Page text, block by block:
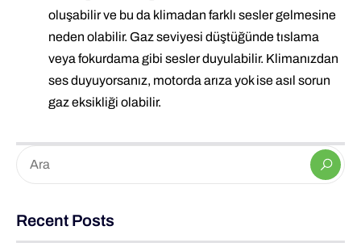
oluşabilir ve bu da klimadan farklı sesler gelmesine
neden olabilir. Gaz seviyesi düştüğünde tıslama
veya fokurdama gibi sesler duyulabilir. Klimanızdan
ses duyuyorsanız, motorda arıza yok ise asıl sorun
gaz eksikliği olabilir.
Recent Posts